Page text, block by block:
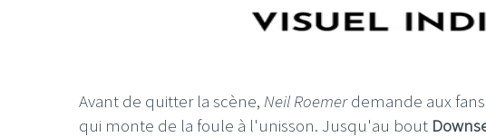
Avant de quitter la scène, Neil Roemerdemande aux
qui monte de la foule à l'unisson. Jusqu'au bout